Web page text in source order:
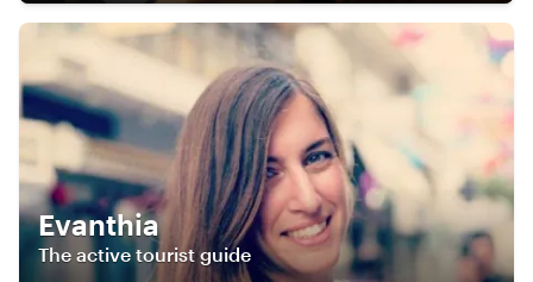
Evanthia
The active tourist guide